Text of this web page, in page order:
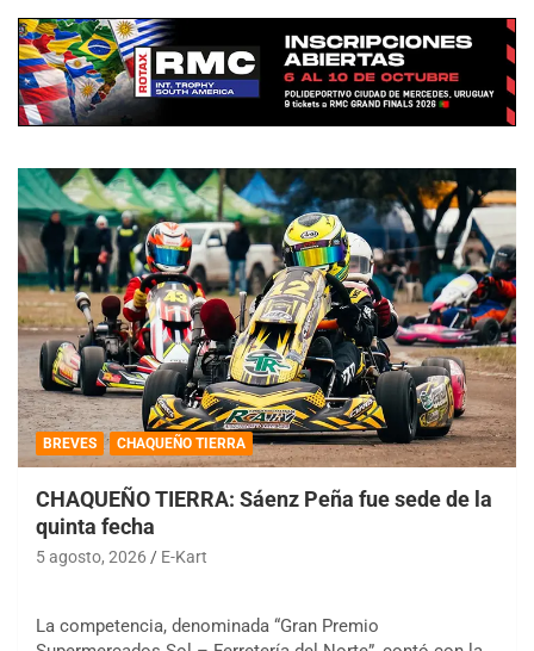
BREVES CHAQUEÑO TIERRA
CHAQUEÑO TIERRA: Sáenz Peña fue sede de la
quinta fecha
5 agosto, 2026 E-Kart
La competencia, denominada “Gran Premio